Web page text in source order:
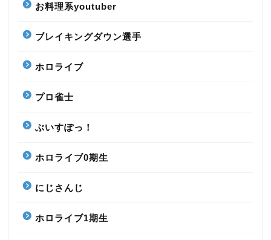
お料理系youtuber
ブレイキングダウン選手
ホロライブ
プロ雀士
ぶいすぽっ！
ホロライブ0期生
にじさんじ
ホロライブ1期生